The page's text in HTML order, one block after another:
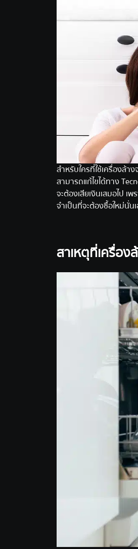
สำหรับใครที่ใช้เครื่องล้
สามารถแก้ไขได้ทาง
จะต้องเสียเงินเสมอไป เ
จำเป็นที่จะต้องซื้อใหม่นั่น
สาเหตุที่เครื่อง